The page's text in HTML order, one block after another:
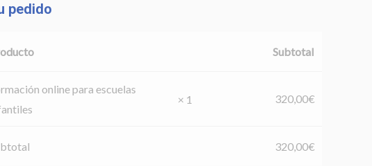
pedido
Subtotal
online para escuelas
× 1 320,00€
320,00€